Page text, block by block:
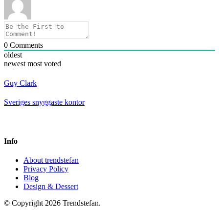
0 Comments
oldest
newest most voted
Guy Clark
Sveriges snyggaste kontor
Info
About trendstefan
Privacy Policy
Blog
Design & Dessert
© Copyright 2026 Trendstefan.